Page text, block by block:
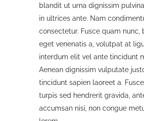
blandit ut urna dignissim
in ultrices ante. Nam
consectetur. Fusce quam nunc,
eget venenatis a, volutpat at
interdum elit vel ante tincidunt
Aenean dignissim vulputate
tincidunt sapien laoreet a.
turpis sed hendrerit gravida,
accumsan nisi, non congue